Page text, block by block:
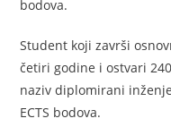
bodova.
Student koji završi
četiri godine i ostvari
naziv diplomirani
ECTS bodova.